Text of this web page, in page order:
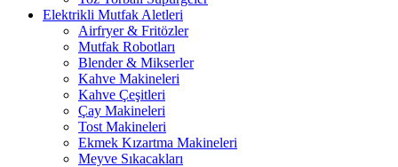
Elektrikli Mutfak Aletleri
Airfryer & Fritözler
Mutfak Robotları
Blender & Mikserler
Kahve Makineleri
Kahve Çeşitleri
Çay Makineleri
Tost Makineleri
Ekmek Kızartma Makineleri
Meyve Sıkacakları